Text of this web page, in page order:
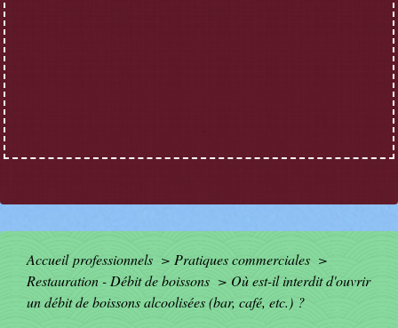
Accueil professionnels > Pratiques commerciales >
Restauration - Débit de boissons > Où est-il interdit d'ouvrir
un débit de boissons alcoolisées (bar, café, etc.) ?